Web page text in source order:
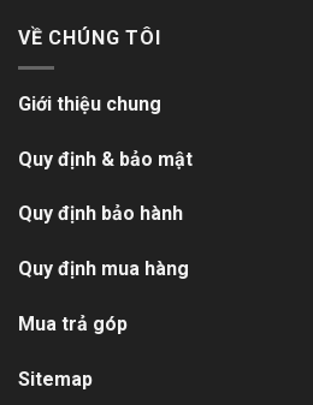
VỀ CHÚNG TÔI
Giới thiệu chung
Quy định & bảo mật
Quy định bảo hành
Quy định mua hàng
Mua trả góp
Sitemap